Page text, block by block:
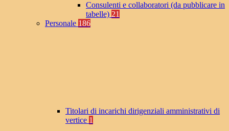
Consulenti e collaboratori (da pubblicare in
tabelle) 21
Personale 186
Titolari di incarichi dirigenziali amministrativi di
vertice 1